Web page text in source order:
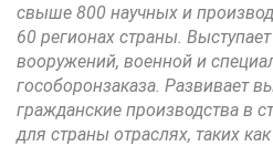
свыше 800 научных и
60 регионах страны.
вооружений, военной и
гособоронзаказа. Развивает
гражданские производства в
для страны отраслях, таких